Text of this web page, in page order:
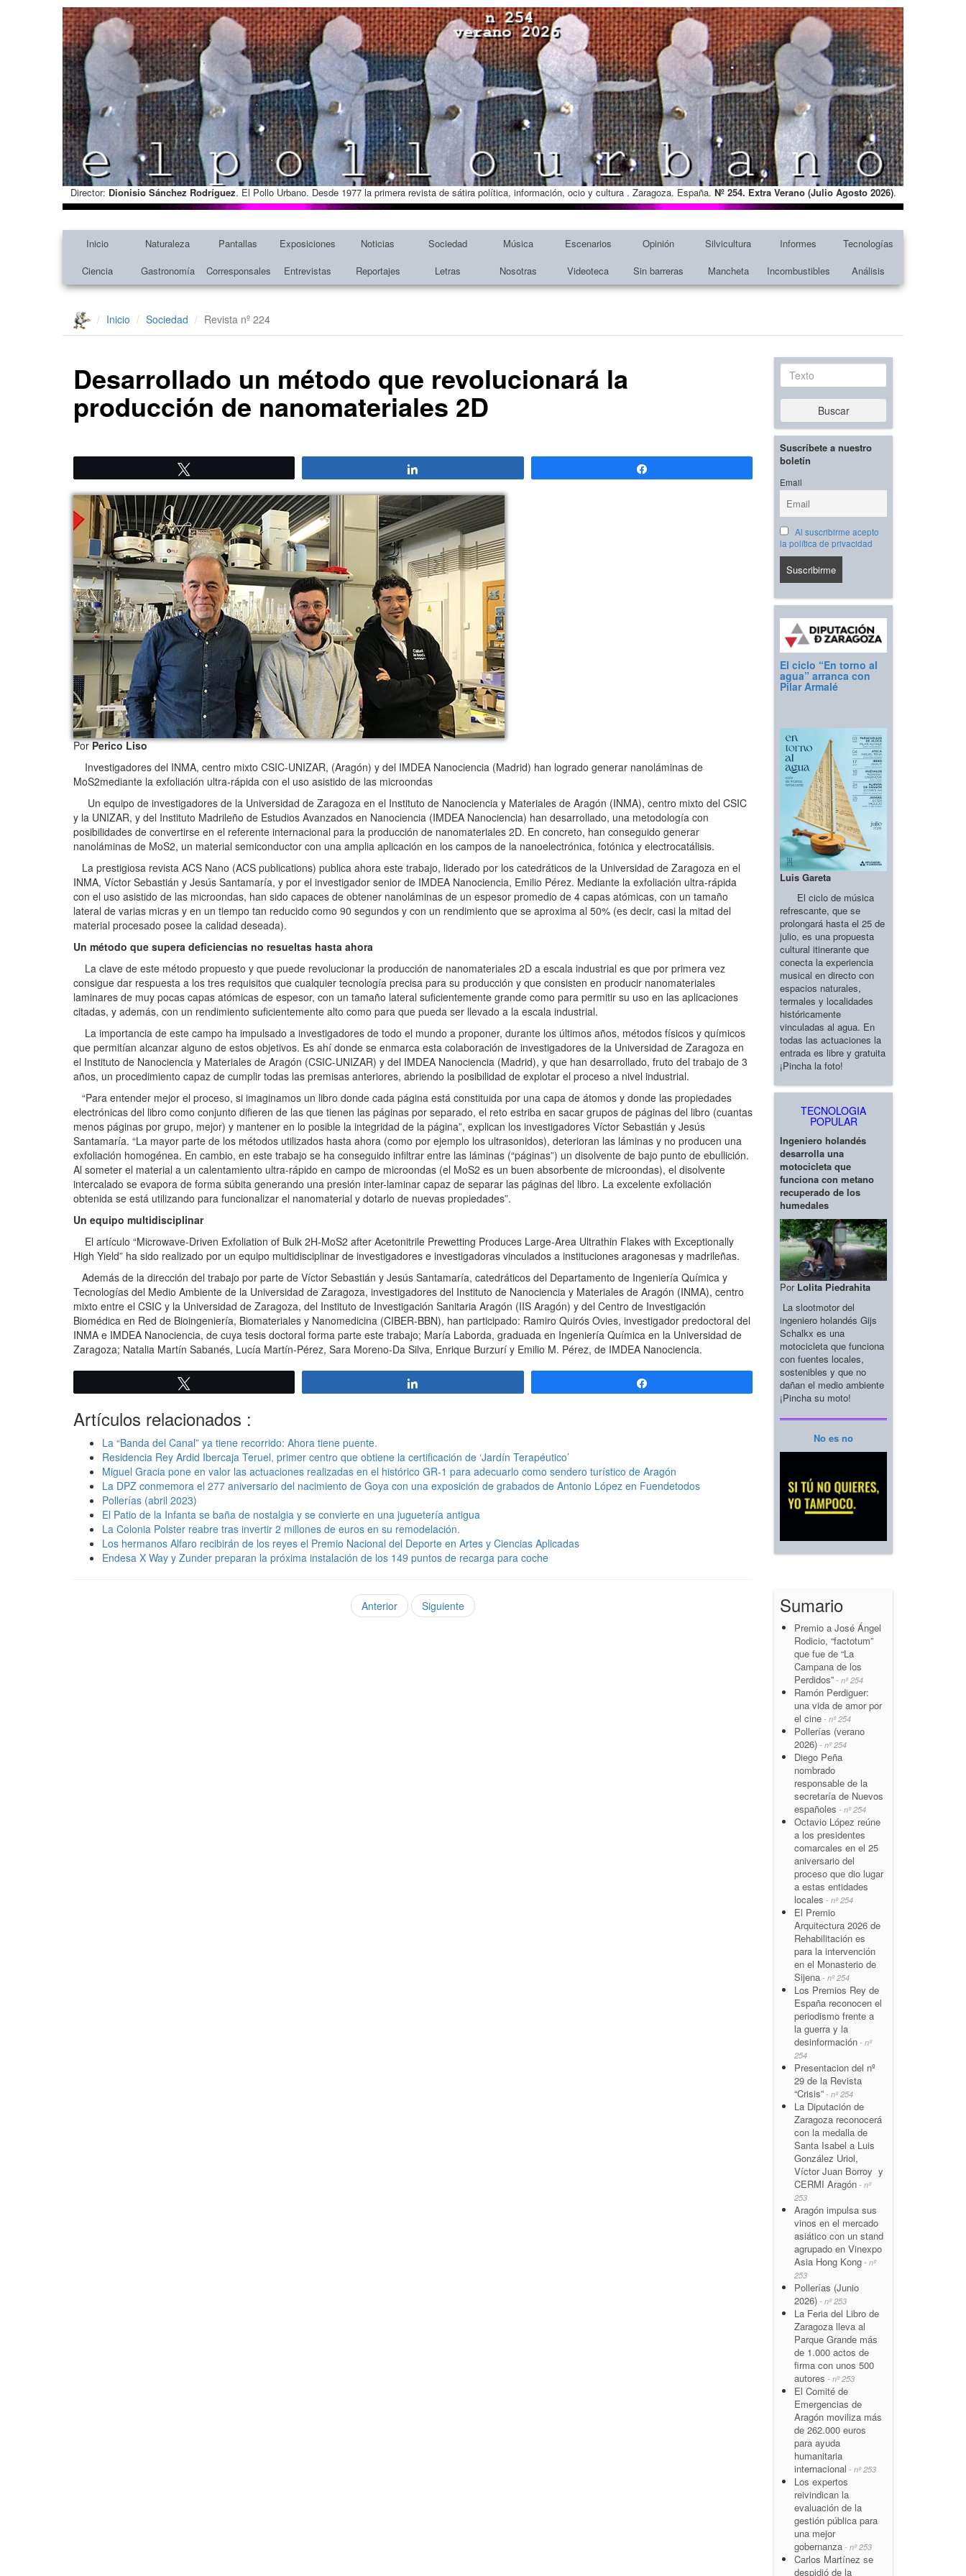
Director: Dionisio Sánchez Rodríguez. El Pollo Urbano. Desde 1977 la primera revista de sátira política, información, ocio y cultura . Zaragoza. España. Nº 254. Extra Verano (Julio Agosto 2026).
Inicio Naturaleza Pantallas Exposiciones Noticias Sociedad Música Escenarios Opinión Silvicultura Informes
Tecnologías
Ciencia
Gastronomía Corresponsales Entrevistas Reportajes Letras Nosotras Videoteca Sin barreras Mancheta Incombustibles Análisis
Inicio Sociedad Revista nº 224
Desarrollado un método que revolucionará la
producción de nanomateriales 2D
PorPerico Liso
Investigadores del INMA, centro mixto CSIC-UNIZAR, (Aragón) y del IMDEA Nanociencia (Madrid) han logrado generar nanoláminas de
MoS2mediante la exfoliación ultra-rápida con el uso asistido de las microondas
Un equipo de investigadores de la Universidad de Zaragoza en el Instituto de Nanociencia y Materiales de Aragón (INMA), centro mixto del CSIC
y la UNIZAR, y del Instituto Madrileño de Estudios Avanzados en Nanociencia (IMDEA Nanociencia) han desarrollado, una metodología con
posibilidades de convertirse en el referente internacional para la producción de nanomateriales 2D. En concreto, han conseguido generar
nanoláminas de MoS2, un material semiconductor con una amplia aplicación en los campos de la nanoelectrónica, fotónica y electrocatálisis.
La prestigiosa revista ACS Nano (ACS publications) publica ahora este trabajo, liderado por los catedráticos de la Universidad de Zaragoza en el
INMA, Víctor Sebastián y Jesús Santamaría, y por el investigador senior de IMDEA Nanociencia, Emilio Pérez. Mediante la exfoliación ultra-rápida
con el uso asistido de las microondas, han sido capaces de obtener nanoláminas de un espesor promedio de 4 capas atómicas, con un tamaño
lateral de varias micras y en un tiempo tan reducido como 90 segundos y con un rendimiento que se aproxima al 50% (es decir, casi la mitad del
material procesado posee la calidad deseada).
Un método que supera deficiencias no resueltas hasta ahora
La clave de este método propuesto y que puede revolucionar la producción de nanomateriales 2D a escala industrial es que por primera vez
consigue dar respuesta a los tres requisitos que cualquier tecnología precisa para su producción y que consisten en producir nanomateriales
laminares de muy pocas capas atómicas de espesor, con un tamaño lateral suficientemente grande como para permitir su uso en las aplicaciones
citadas, y además, con un rendimiento suficientemente alto como para que pueda ser llevado a la escala industrial.
La importancia de este campo ha impulsado a investigadores de todo el mundo a proponer, durante los últimos años, métodos físicos y químicos
que permitían alcanzar alguno de estos objetivos. Es ahí donde se enmarca esta colaboración de investigadores de la Universidad de Zaragoza en
el Instituto de Nanociencia y Materiales de Aragón (CSIC-UNIZAR) y del IMDEA Nanociencia (Madrid), y que han desarrollado, fruto del trabajo de 3
años, un procedimiento capaz de cumplir todas las premisas anteriores, abriendo la posibilidad de explotar el proceso a nivel industrial.
“Para entender mejor el proceso, si imaginamos un libro donde cada página está constituida por una capa de átomos y donde las propiedades
electrónicas del libro como conjunto difieren de las que tienen las páginas por separado, el reto estriba en sacar grupos de páginas del libro (cuantas
menos páginas por grupo, mejor) y mantener en lo posible la integridad de la página”, explican los investigadores Víctor Sebastián y Jesús
Santamaría. “La mayor parte de los métodos utilizados hasta ahora (como por ejemplo los ultrasonidos), deterioran las láminas y no producen una
exfoliación homogénea. En cambio, en este trabajo se ha conseguido infiltrar entre las láminas (“páginas”) un disolvente de bajo punto de ebullición.
Al someter el material a un calentamiento ultra-rápido en campo de microondas (el MoS2 es un buen absorbente de microondas), el disolvente
intercalado se evapora de forma súbita generando una presión inter-laminar capaz de separar las páginas del libro. La excelente exfoliación
obtenida se está utilizando para funcionalizar el nanomaterial y dotarlo de nuevas propiedades”.
Un equipo multidisciplinar
El artículo “Microwave-Driven Exfoliation of Bulk 2H-MoS2 after Acetonitrile Prewetting Produces Large-Area Ultrathin Flakes with Exceptionally
High Yield” ha sido realizado por un equipo multidisciplinar de investigadores e investigadoras vinculados a instituciones aragonesas y madrileñas.
Además de la dirección del trabajo por parte de Víctor Sebastián y Jesús Santamaría, catedráticos del Departamento de Ingeniería Química y
Tecnologías del Medio Ambiente de la Universidad de Zaragoza, investigadores del Instituto de Nanociencia y Materiales de Aragón (INMA), centro
mixto entre el CSIC y la Universidad de Zaragoza, del Instituto de Investigación Sanitaria Aragón (IIS Aragón) y del Centro de Investigación
Biomédica en Red de Bioingeniería, Biomateriales y Nanomedicina (CIBER-BBN), han participado: Ramiro Quirós Ovies, investigador predoctoral del
INMA e IMDEA Nanociencia, de cuya tesis doctoral forma parte este trabajo; María Laborda, graduada en Ingeniería Química en la Universidad de
Zaragoza; Natalia Martín Sabanés, Lucía Martín-Pérez, Sara Moreno-Da Silva, Enrique Burzurí y Emilio M. Pérez, de IMDEA Nanociencia.
Artículos relacionados :
La “Banda del Canal” ya tiene recorrido: Ahora tiene puente.
Residencia Rey Ardid Ibercaja Teruel, primer centro que obtiene la certificación de ‘Jardín Terapéutico’
Miguel Gracia pone en valor las actuaciones realizadas en el histórico GR-1 para adecuarlo como sendero turístico de Aragón
La DPZ conmemora el 277 aniversario del nacimiento de Goya con una exposición de grabados de Antonio López en Fuendetodos
Pollerías (abril 2023)
El Patio de la Infanta se baña de nostalgia y se convierte en una juguetería antigua
La Colonia Polster reabre tras invertir 2 millones de euros en su remodelación.
Los hermanos Alfaro recibirán de los reyes el Premio Nacional del Deporte en Artes y Ciencias Aplicadas
Endesa X Way y Zunder preparan la próxima instalación de los 149 puntos de recarga para coche
Anterior Siguiente
Texto
Buscar
Suscríbete a nuestro
boletín
Email
Al suscribirme acepto
la política de privacidad
El ciclo “En torno al
agua” arranca con
Pilar Armalé
Luis Gareta
El ciclo de música
refrescante, que se
prolongará hasta el 25 de
julio, es una propuesta
cultural itinerante que
conecta la experiencia
musical en directo con
espacios naturales,
termales y localidades
históricamente
vinculadas al agua. En
todas las actuaciones la
entrada es libre y gratuita
¡Pincha la foto!
TECNOLOGIA
POPULAR
Ingeniero holandés
desarrolla una
motocicleta que
funciona con metano
recuperado de los
humedales
Por Lolita Piedrahita
La slootmotor del
ingeniero holandés Gijs
Schalkx es una
motocicleta que funciona
con fuentes locales,
sostenibles y que no
dañan el medio ambiente
¡Pincha su moto!
No es no
Sumario
Premio a José Ángel
Rodicio, “factotum”
que fue de “La
Campana de los
Perdidos” - nº 254
Ramón Perdiguer:
una vida de amor por
el cine - nº 254
Pollerías (verano
2026) - nº 254
Diego Peña
nombrado
responsable de la
secretaría de Nuevos
españoles - nº 254
Octavio López reúne
a los presidentes
comarcales en el 25
aniversario del
proceso que dio lugar
a estas entidades
locales - nº 254
El Premio
Arquitectura 2026 de
Rehabilitación es
para la intervención
en el Monasterio de
Sijena - nº 254
Los Premios Rey de
España reconocen el
periodismo frente a
la guerra y la
desinformación - nº
254
Presentacion del nº
29 de la Revista
“Crisis” - nº 254
La Diputación de
Zaragoza reconocerá
con la medalla de
Santa Isabel a Luis
González Uriol,
Víctor Juan Borroy y
CERMI Aragón - nº
253
Aragón impulsa sus
vinos en el mercado
asiático con un stand
agrupado en Vinexpo
Asia Hong Kong - nº
253
Pollerías (Junio
2026) - nº 253
La Feria del Libro de
Zaragoza lleva al
Parque Grande más
de 1.000 actos de
firma con unos 500
autores - nº 253
El Comité de
Emergencias de
Aragón moviliza más
de 262.000 euros
para ayuda
humanitaria
internacional - nº 253
Los expertos
reivindican la
evaluación de la
gestión pública para
una mejor
gobernanza - nº 253
Carlos Martínez se
despidió de la